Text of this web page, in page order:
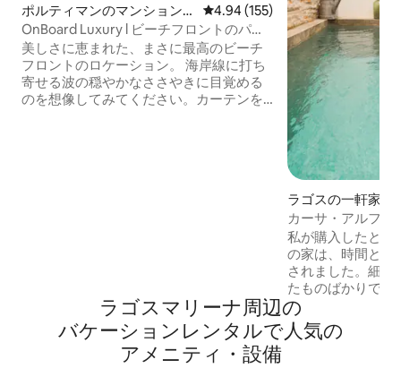
ポルティマンのマンション・
アパート
レビュー155件、5つ星中4.94つ
4.94 (155)
OnBoard Luxury l ビーチフロントのパノ
ラマオーシャンビュー
美しさに恵まれた、まさに最高のビーチ
フロントのロケーション。 海岸線に打ち
寄せる波の穏やかなささやきに目覚める
のを想像してみてください。カーテンを
ラゴスの一軒家
カーサ・アルファ
し
私が購入したとき
の家は、時間と意
されました。細部
たものばかりで、
クリトリートを作
家には、静かな
ッシュなリビング
ラゴスマリーナ⁠周⁠辺⁠の
バ⁠ケ⁠ー⁠シ⁠ョ⁠ン⁠レ⁠ン⁠タ⁠ル⁠で人⁠気⁠の
ア⁠メ⁠ニ⁠テ⁠ィ⁠・⁠設⁠備